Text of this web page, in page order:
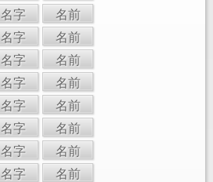
名字 名前
名字 名前
名字 名前
名字 名前
名字 名前
名字 名前
名字 名前
名字 名前